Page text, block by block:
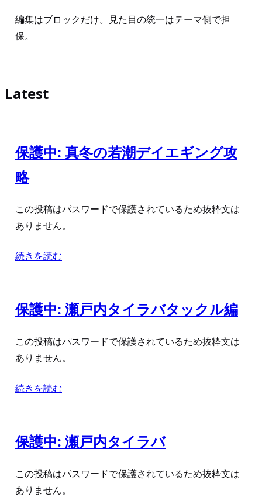
編集はブロックだけ。見た目の統一はテーマ側で担
保。
Latest
保護中: 真冬の若潮デイエギング攻
略
この投稿はパスワードで保護されているため抜粋文は
ありません。
続きを読む
保護中: 瀬戸内タイラバタックル編
この投稿はパスワードで保護されているため抜粋文は
ありません。
続きを読む
保護中: 瀬戸内タイラバ
この投稿はパスワードで保護されているため抜粋文は
ありません。